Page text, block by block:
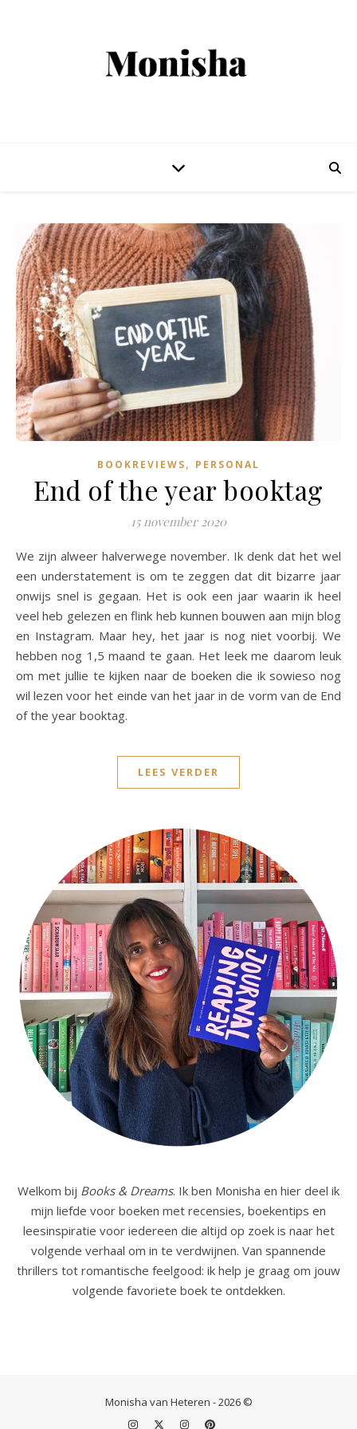
BOOKREVIEWS, PERSONAL
End of the year booktag
15 november 2020
We zijn alweer halverwege november. Ik denk dat het wel
een understatement is om te zeggen dat dit bizarre jaar
onwijs snel is gegaan. Het is ook een jaar waarin ik heel
veel heb gelezen en flink heb kunnen bouwen aan mijn blog
en Instagram. Maar hey, het jaar is nog niet voorbij. We
hebben nog 1,5 maand te gaan. Het leek me daarom leuk
om met jullie te kijken naar de boeken die ik sowieso nog
wil lezen voor het einde van het jaar in de vorm van de End
of the year booktag.
LEES VERDER
Welkom bij Books & Dreams. Ik ben Monisha en hier deel ik
mijn liefde voor boeken met recensies, boekentips en
leesinspiratie voor iedereen die altijd op zoek is naar het
volgende verhaal om in te verdwijnen. Van spannende
thrillers tot romantische feelgood: ik help je graag om jouw
volgende favoriete boek te ontdekken.
Monisha van Heteren - 2026 ©